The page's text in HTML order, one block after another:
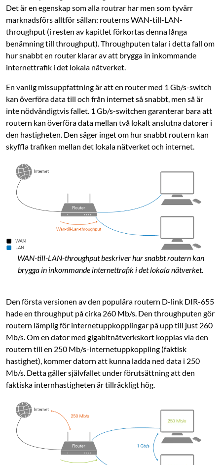
Det är en egenskap som alla routrar har men som tyvärr
marknadsförs alltför sällan: routerns WAN-till-LAN-
throughput (i resten av kapitlet förkortas denna långa
benämning till throughput). Through­puten talar i detta fall om
hur snabbt en router klarar av att brygga in inkommande
internettrafik i det lokala nätverket.
En vanlig missuppfattning är att en router med 1 Gb/s-switch
kan överföra data till och från internet så snabbt, men så är
inte nödvändigtvis fallet. 1 Gb/s-switchen garanterar bara att
routern kan överföra data mellan två lokalt anslutna datorer i
den hastigheten. Den säger inget om hur snabbt routern kan
skyffla trafiken mellan det lokala nätverket och internet.
WAN-till-LAN-throughput beskriver hur snabbt routern kan
brygga in inkommande internettrafik i det lokala nätverket.
Den första versionen av den populära routern D-link DIR-655
hade en throughput på cirka 260 Mb/s. Den throughputen gör
routern lämplig för internetuppkopplingar på upp till just 260
Mb/s. Om en dator med gigabitnätverkskort kopplas via den
routern till en 250 Mb/s-internetuppkoppling (faktisk
hastighet), kommer datorn att kunna ladda ned data i 250
Mb/s. Detta gäller självfallet under förutsättning att den
faktiska internhastigheten är tillräckligt hög.